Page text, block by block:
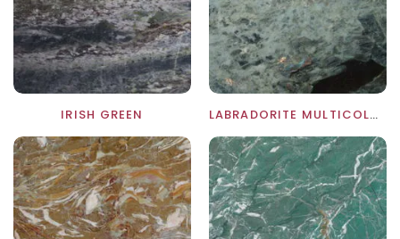
IRISH GREEN LABRADORITE MULTICOLOR